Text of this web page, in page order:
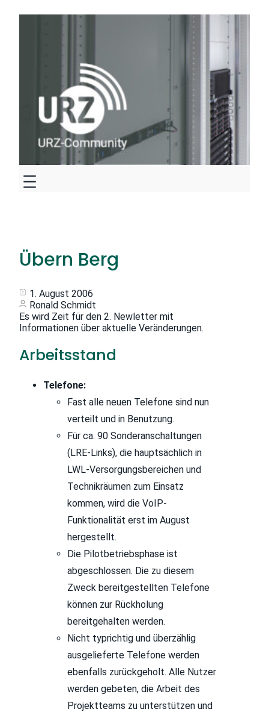
Übern Berg
1. August 2006
Ronald Schmidt
Es wird Zeit für den 2. Newletter mit
Informationen über aktuelle Veränderungen.
Arbeitsstand
Telefone:
Fast alle neuen Telefone sind nun
verteilt und in Benutzung.
Für ca. 90 Sonderanschaltungen
(LRE-Links), die hauptsächlich in
LWL-Versorgungsbereichen und
Technikräumen zum Einsatz
kommen, wird die VoIP-
Funktionalität erst im August
hergestellt.
Die Pilotbetriebsphase ist
abgeschlossen. Die zu diesem
Zweck bereitgestellten Telefone
können zur Rückholung
bereitgehalten werden.
Nicht typrichtig und überzählig
ausgelieferte Telefone werden
ebenfalls zurückgeholt. Alle Nutzer
werden gebeten, die Arbeit des
Projektteams zu unterstützen und